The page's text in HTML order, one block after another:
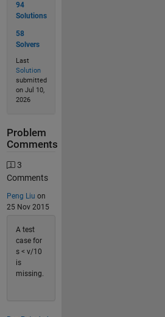
94
Solutions
58
Solvers
Last
Solution
submitted
on Jul 10,
2026
Problem
Comments
3
Comments
Peng Liu on
25 Nov 2015
A test
case for
s < v/10
is
missing.